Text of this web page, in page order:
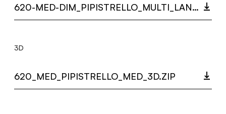
620-MED-DIM_PIPISTRELLO_MULTI_LANGUAGE_9430_INST.PDF
3D
620_MED_PIPISTRELLO_MED_3D.ZIP